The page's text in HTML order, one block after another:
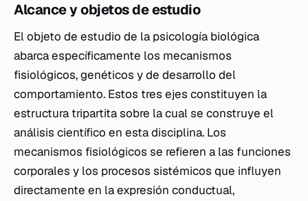
Alcance y objetos de estudio
El objeto de estudio de la psicología biológica
abarca específicamente los mecanismos
fisiológicos, genéticos y de desarrollo del
comportamiento. Estos tres ejes constituyen la
estructura tripartita sobre la cual se construye el
análisis científico en esta disciplina. Los
mecanismos fisiológicos se refieren a las funciones
corporales y los procesos sistémicos que influyen
directamente en la expresión conductual,